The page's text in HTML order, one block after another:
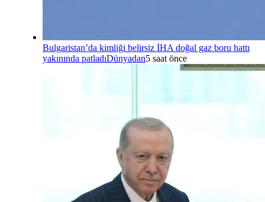
Bulgaristan’da kimliği belirsiz İHA doğal gaz boru hattı
yakınında patladıDünyadan5 saat önce